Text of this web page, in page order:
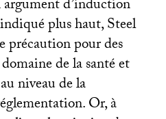
d’induction
plus haut, Steel
pour des
de la santé et
niveau de la
Or, à